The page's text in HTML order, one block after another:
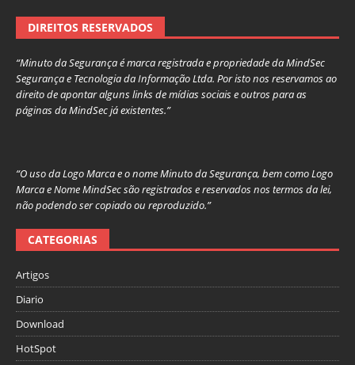
DIREITOS RESERVADOS
“Minuto da Segurança é marca registrada e propriedade da MindSec
Segurança e Tecnologia da Informação Ltda. Por isto nos reservamos ao
direito de apontar alguns links de mídias sociais e outros para as
páginas da MindSec já existentes.”
“O uso da Logo Marca e o nome Minuto da Segurança, bem como Logo
Marca e Nome MindSec são registrados e reservados nos termos da lei,
não podendo ser copiado ou reproduzido.”
CATEGORIAS
Artigos
Diario
Download
HotSpot